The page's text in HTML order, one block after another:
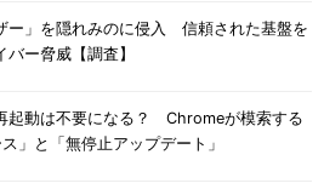
ー」を隠れみのに侵入 信頼された基盤を
ー脅威【調査】
起動は不要になる？ Chromeが模索する
ス」と「無停止アップデート」